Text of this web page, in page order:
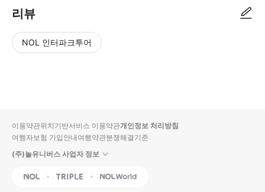
리뷰
NOL 인터파크투어
입니
다.
순
상
이용약관위치기반서비스 이용약관개인정보 처리방침
여행자보험 가입안내여행약관분쟁해결기준
(주)놀유니버스 사업자 정보
NOL Triple Interpark Global